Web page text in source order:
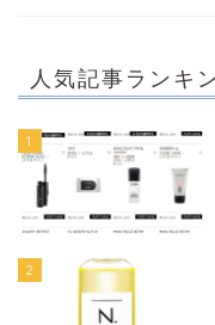
人気記事ランキ
1
2